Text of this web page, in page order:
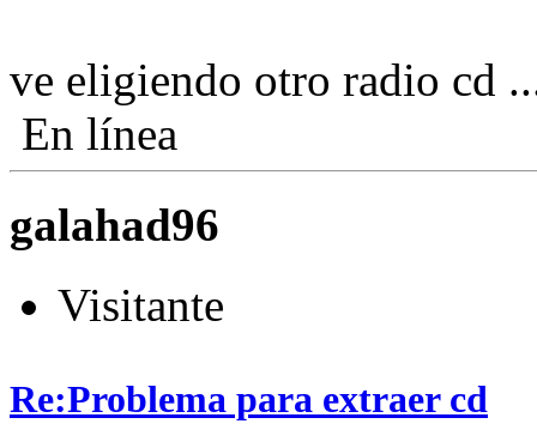
ve eligiendo otro radio cd
En línea
galahad96
Visitante
Re:Problema para extraer cd